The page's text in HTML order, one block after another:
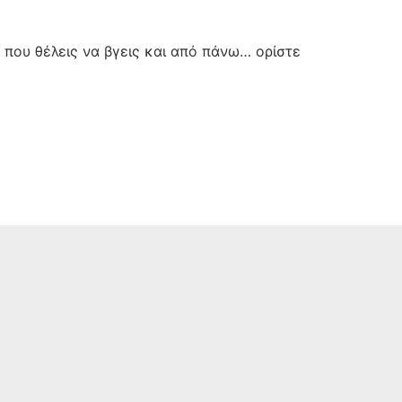
θέλεις να βγεις και από πάνω… ορίστε